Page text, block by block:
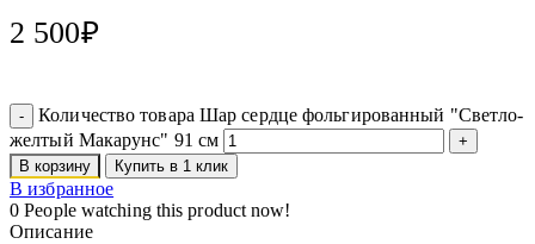
2 500₽
Количество товара Шар сердце фольгированный "Светло-
желтый Макарунс" 91 см
В корзину Купить в 1 клик
В избранное
0 People watching this product now!
Описание